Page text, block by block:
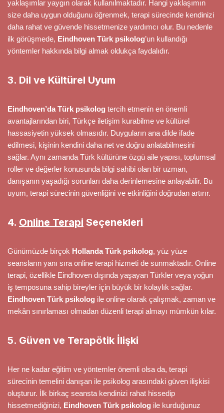
yaklaşımlar yaygın olarak kullanılmaktadır. Hangi yaklaşımın
size daha uygun olduğunu öğrenmek, terapi sürecinde kendinizi
daha rahat ve güvende hissetmenize yardımcı olur. Bu nedenle
ilk görüşmede, Eindhoven Türk psikolog’un kullandığı
yöntemler hakkında bilgi almak oldukça faydalıdır.
3. Dil ve Kültürel Uyum
Eindhoven’da Türk psikolog tercih etmenin en önemli
avantajlarından biri, Türkçe iletişim kurabilme ve kültürel
hassasiyetin yüksek olmasıdır. Duyguların ana dilde ifade
edilmesi, kişinin kendini daha net ve doğru anlatabilmesini
sağlar. Aynı zamanda Türk kültürüne özgü aile yapısı, toplumsal
roller ve değerler konusunda bilgi sahibi olan bir uzman,
danışanın yaşadığı sorunları daha derinlemesine anlayabilir. Bu
uyum, terapi sürecinin güvenliğini ve etkinliğini doğrudan artırır.
4. Online Terapi Seçenekleri
Günümüzde birçok Hollanda Türk psikolog, yüz yüze
seansların yanı sıra online terapi hizmeti de sunmaktadır. Online
terapi, özellikle Eindhoven dışında yaşayan Türkler veya yoğun
iş temposuna sahip bireyler için büyük bir kolaylık sağlar.
Eindhoven Türk psikolog ile online olarak çalışmak, zaman ve
mekân sınırlaması olmadan düzenli terapi almayı mümkün kılar.
5. Güven ve Terapötik İlişki
Her ne kadar eğitim ve yöntemler önemli olsa da, terapi
sürecinin temelini danışan ile psikolog arasındaki güven ilişkisi
oluşturur. İlk birkaç seansta kendinizi rahat hissedip
hissetmediğinizi, Eindhoven Türk psikolog ile kurduğunuz